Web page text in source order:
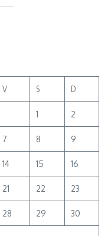
V S D
1 2
7 8 9
14 15 16
21 22 23
28 29 30